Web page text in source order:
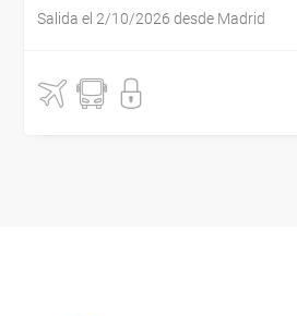
Salida el 2/10/2026 desde Madrid